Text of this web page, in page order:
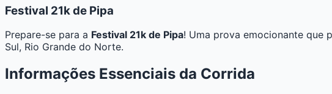
Festival 21k de Pipa
Prepare-se para a Festival 21k de Pipa! Uma prova emocionante que
Sul, Rio Grande do Norte.
Informações Essenciais da Corrida